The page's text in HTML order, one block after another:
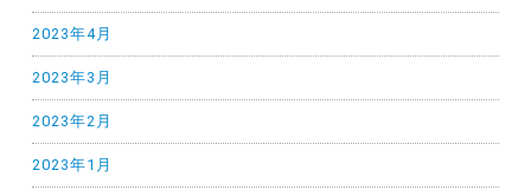
2023年4月
2023年3月
2023年2月
2023年1月